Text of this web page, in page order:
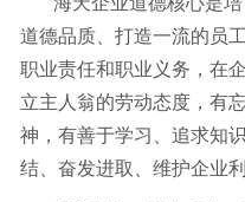
道德品质、打造一流的员
职业责任和职业义务，在
立主人翁的劳动态度，有
神，有善于学习、追求知
结、奋发进取、维护企业利